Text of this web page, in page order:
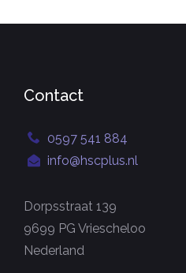
Contact
0597 541 884
info@hscplus.nl
Dorpsstraat 139
9699 PG Vriescheloo
Nederland